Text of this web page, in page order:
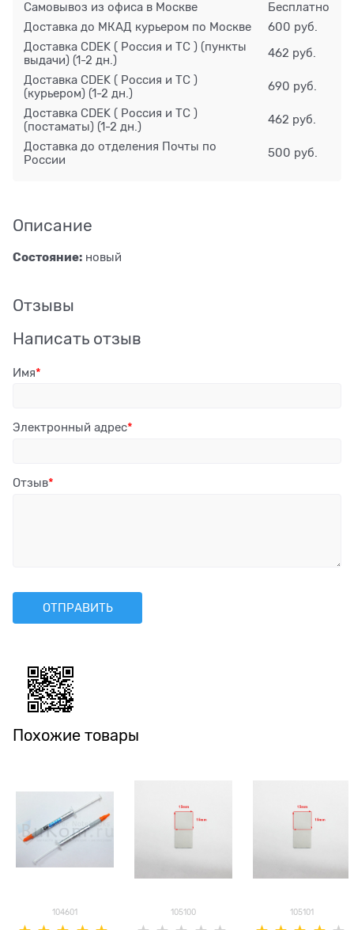
Самовывоз из офиса в Москве
Бесплатно
Доставка до МКАД курьером по Москве
600 руб.
Доставка CDEK ( Россия и ТС ) (пункты
выдачи) (1-2 дн.)
462 руб.
Доставка CDEK ( Россия и ТС )
(курьером) (1-2 дн.)
690 руб.
Доставка CDEK ( Россия и ТС )
(постаматы) (1-2 дн.)
462 руб.
Доставка до отделения Почты по
России
500 руб.
Описание
Состояние: новый
Отзывы
Написать отзыв
Имя
Электронный адрес
Отзыв
Похожие товары
104601 105100 105101